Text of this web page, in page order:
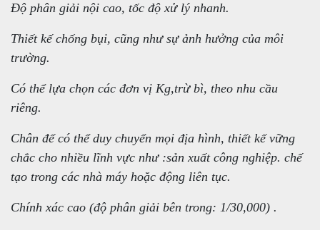
Độ phân giải nội cao, tốc độ xử lý nhanh.
Thiết kế chống bụi, cũng như sự ảnh hưởng của môi
trường.
Có thể lựa chọn các đơn vị Kg,trừ bì, theo nhu cầu
riêng.
Chân đế có thể duy chuyển mọi địa hình, thiết kế vững
chắc cho nhiều lĩnh vực như :sản xuất công nghiệp. chế
tạo trong các nhà máy hoặc động liên tục.
Chính xác cao (độ phân giải bên trong: 1/30,000) .